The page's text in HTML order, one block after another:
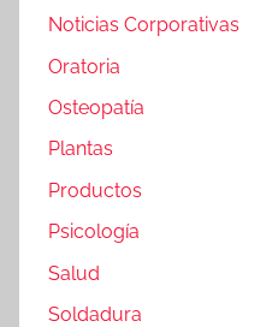
Noticias Corporativas
Oratoria
Osteopatía
Plantas
Productos
Psicología
Salud
Soldadura